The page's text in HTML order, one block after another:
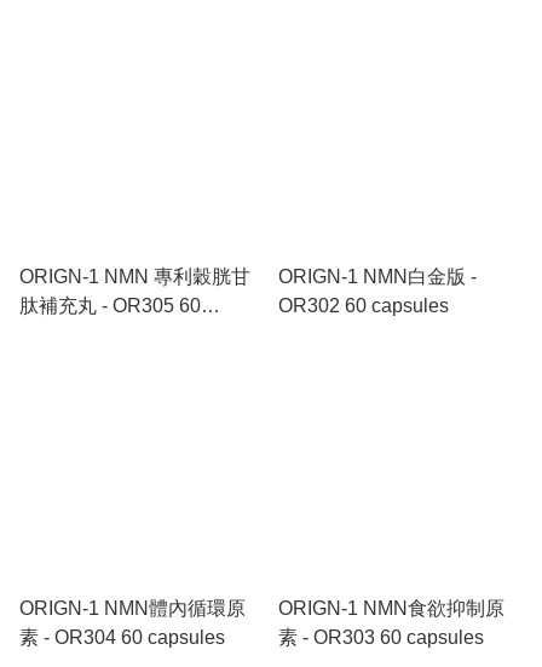
ORIGN-1 NMN 專利穀胱甘
肽補充丸 - OR305 60
ORIGN-1 NMN白金版 -
OR302 60 capsules
ORIGN-1 NMN體內循環原
素 - OR304 60 capsules
ORIGN-1 NMN食欲抑制原
素 - OR303 60 capsules